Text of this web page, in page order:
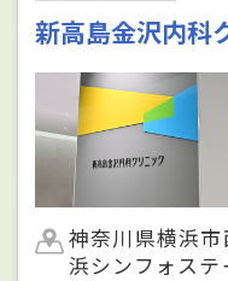
新高島金沢内科
神奈川県横浜
浜シンフォス